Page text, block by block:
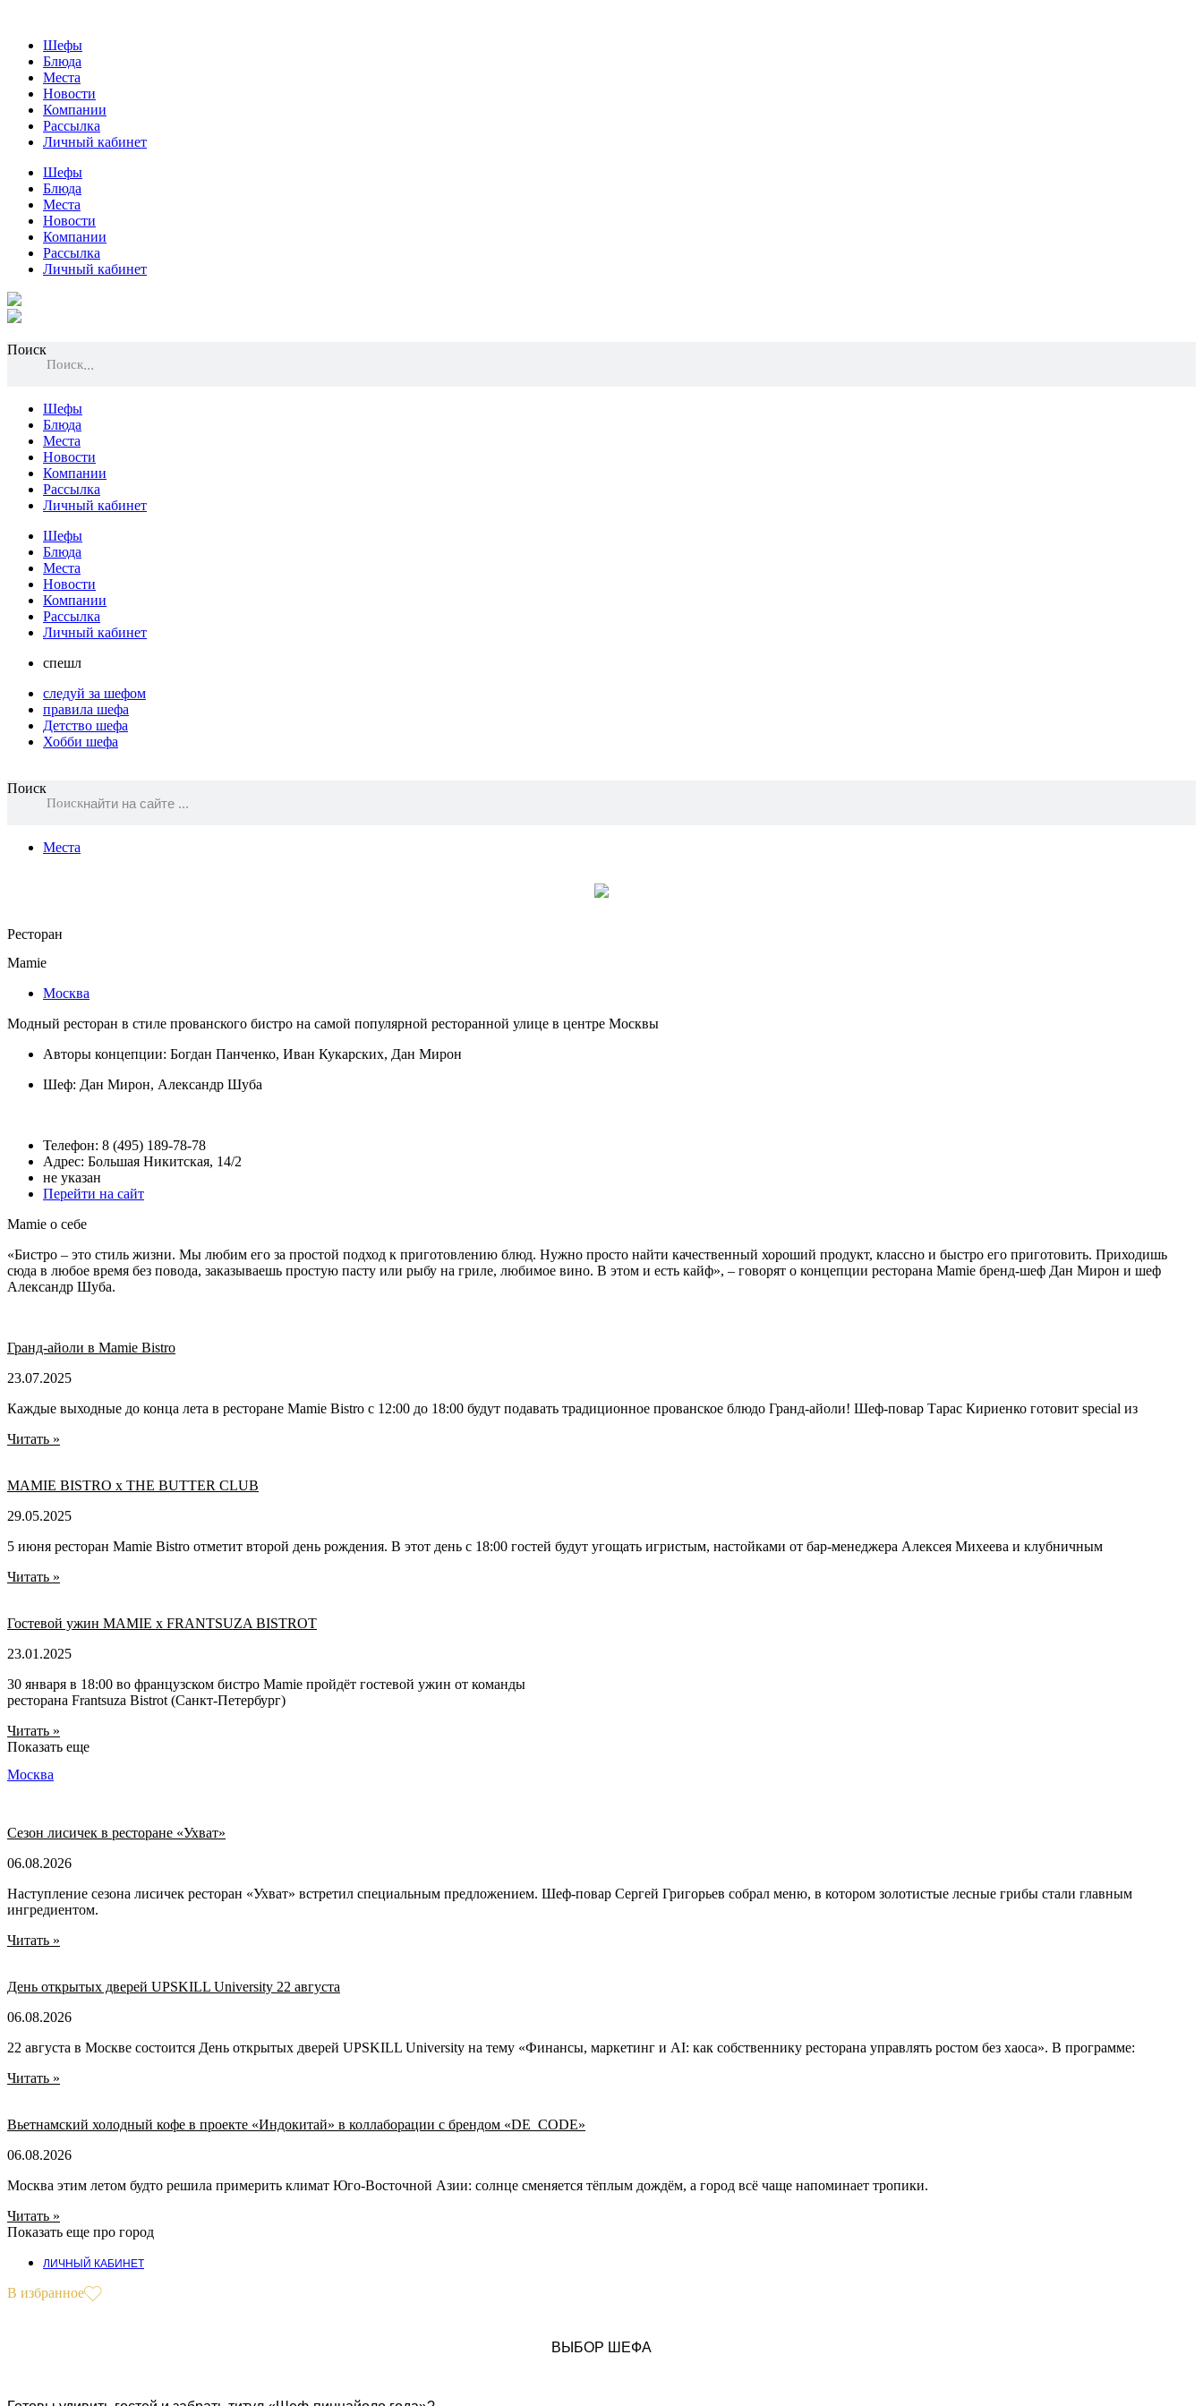
Шефы
Блюда
Места
Новости
Компании
Рассылка
Личный кабинет
Шефы
Блюда
Места
Новости
Компании
Рассылка
Личный кабинет
Поиск
Поиск
Шефы
Блюда
Места
Новости
Компании
Рассылка
Личный кабинет
Шефы
Блюда
Места
Новости
Компании
Рассылка
Личный кабинет
спешл
следуй за шефом
правила шефа
Детство шефа
Хобби шефа
Поиск
Поиск
Места
Ресторан
Mamie
Москва
Модный ресторан в стиле прованского бистро на самой популярной ресторанной улице в центре Москвы
Авторы концепции: Богдан Панченко, Иван Кукарских, Дан Мирон
Шеф: Дан Мирон, Александр Шуба
Телефон: 8 (495) 189-78-78
Адрес: Большая Никитская, 14/2
не указан
Перейти на сайт
Mamie о себе
«Бистро – это стиль жизни. Мы любим его за простой подход к приготовлению блюд. Нужно просто найти качественный хороший продукт, классно и быстро его приготовить. Приходишь
сюда в любое время без повода, заказываешь простую пасту или рыбу на гриле, любимое вино. В этом и есть кайф», – говорят о концепции ресторана Mamie бренд-шеф Дан Мирон и шеф
Александр Шуба.
Гранд-айоли в Mamie Bistro
23.07.2025
Каждые выходные до конца лета в ресторане Mamie Bistro с 12:00 до 18:00 будут подавать традиционное прованское блюдо Гранд-айоли! Шеф-повар Тарас Кириенко готовит special из
Читать »
MAMIE BISTRO x THE BUTTER CLUB
29.05.2025
5 июня ресторан Mamie Bistro отметит второй день рождения. В этот день с 18:00 гостей будут угощать игристым, настойками от бар-менеджера Алексея Михеева и клубничным
Читать »
Гостевой ужин MAMIE x FRANTSUZA BISTROT
23.01.2025
30 января в 18:00 во французском бистро Mamie пройдёт гостевой ужин от команды
ресторана Frantsuza Bistrot (Санкт-Петербург)
Читать »
Показать еще
Москва
Сезон лисичек в ресторане «Ухват»
06.08.2026
Наступление сезона лисичек ресторан «Ухват» встретил специальным предложением. Шеф-повар Сергей Григорьев собрал меню, в котором золотистые лесные грибы стали главным
ингредиентом.
Читать »
День открытых дверей UPSKILL University 22 августа
06.08.2026
22 августа в Москве состоится День открытых дверей UPSKILL University на тему «Финансы, маркетинг и AI: как собственнику ресторана управлять ростом без хаоса». В программе:
Читать »
Вьетнамский холодный кофе в проекте «Индокитай» в коллаборации с брендом «DE_CODE»
06.08.2026
Москва этим летом будто решила примерить климат Юго-Восточной Азии: солнце сменяется тёплым дождём, а город всё чаще напоминает тропики.
Читать »
Показать еще про город
ЛИЧНЫЙ КАБИНЕТ
В избранное
ВЫБОР ШЕФА